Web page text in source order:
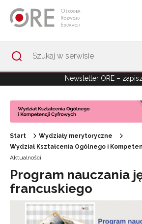
Newsletter ORE –
Start
Wydziały merytoryczne
Wydział Kształcenia Ogólnego i
Aktualności
Program nauczania
francuskiego